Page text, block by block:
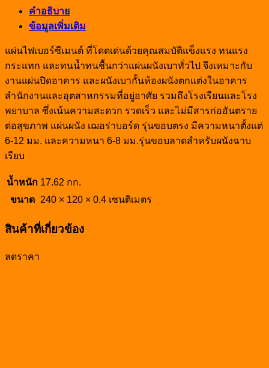
คำอธิบาย
ข้อมูลเพิ่มเติม
แผ่นไฟเบอร์ซีเมนต์ ที่โดดเด่นด้วยคุณสมบัติแข็งแรง ทนแรง
กระแทก และทนน้ำทนชื้นกว่าแผ่นผนังเบาทั่วไป จึงเหมาะกับ
งานแผ่นปิดอาคาร และผนังเบากั้นห้องผนังตกแต่งในอาคาร
สำนักงานและอุตสาหกรรมที่อยู่อาศัย รวมถึงโรงเรียนและโรง
พยาบาล ซึ่งเน้นความสะดวก รวดเร็ว และไม่มีสารก่ออันตราย
ต่อสุขภาพ แผ่นผนัง เฌอร่าบอร์ด รุ่นขอบตรง มีความหนาตั้งแต่
6-12 มม. และความหนา 6-8 มม.รุ่นขอบลาดสำหรับผนังฉาบ
เรียบ
น้ำหนัก 17.62 กก.
ขนาด
240 × 120 × 0.4 เซนติเมตร
สินค้าที่เกี่ยวข้อง
ลดราคา